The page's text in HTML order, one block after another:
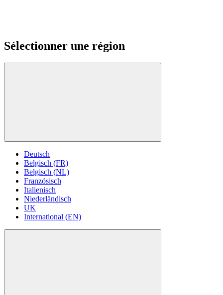
Sélectionner une région
Deutsch
Belgisch (FR)
Belgisch (NL)
Französisch
Italienisch
Niederländisch
UK
International (EN)